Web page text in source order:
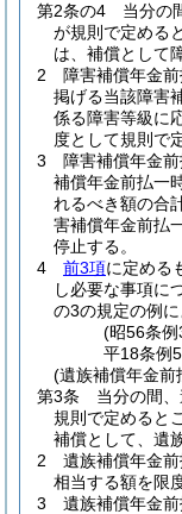
第2条の4
当分の
が規則で定める
は、補償として
2
障害補償年金前
掲げる当該障害
係る障害等級に
度として規則で
3
障害補償年金
補償年金前払一
れるべき額の合
害補償年金前払
停止する。
4
前3項に定める
し必要な事項に
の3の規定の例に
(昭56条例
平18条例
(遺族補償年金前
第3条
当分の間
規則で定めると
補償として、遺
2
遺族補償年金
相当する額を限
3
遺族補償年金